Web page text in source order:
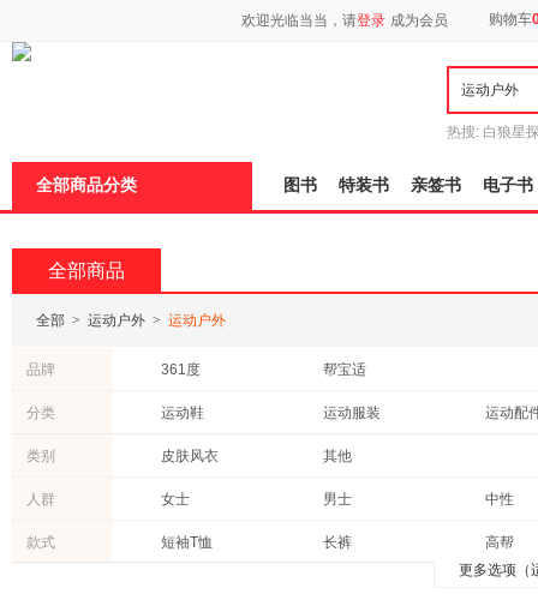
欢迎光临当当，请登录 成为会员 购物车
热搜: 白狼星
全部商品分类 图书 特装书 亲签书 电子书
全部商品
全部 > 运动户外 > 运动户外
品牌 361度 帮宝适
分类 运动鞋 运动服装
运动配
户外鞋袜
类别 皮肤风衣 其他
人群 女士 男士 中性
款式 短袖T恤 长裤
高帮
腰包
更多选项（
页
加